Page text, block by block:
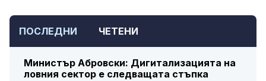
ПОСЛЕДНИ ЧЕТЕНИ
Министър Абровски: Дигитализацията на
ловния сектор е следващата стъпка